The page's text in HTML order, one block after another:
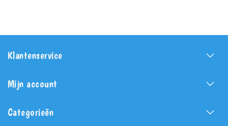
Klantenservice
Mijn account
Categorieën